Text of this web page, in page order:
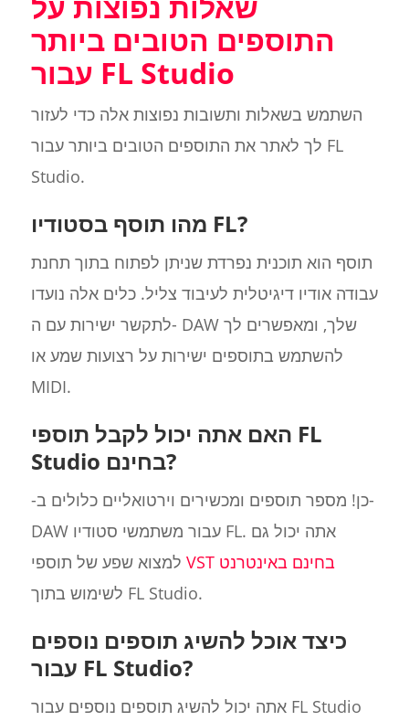
התוספים הטובים ביותר
עבור FL Studio
השתמש בשאלות ותשובות נפוצות אלה כדי לעזור
לך לאתר את התוספים הטובים ביותר עבור FL
Studio.
מהו תוסף בסטודיו FL?
תוסף הוא תוכנית נפרדת שניתן לפתוח בתוך תחנת
עבודה אודיו דיגיטלית לעיבוד צליל. כלים אלה נועדו
לתקשר ישירות עם ה- DAW שלך, ומאפשרים לך
להשתמש בתוספים ישירות על רצועות שמע או
MIDI.
האם אתה יכול לקבל תוספי FL
Studio בחינם?
-כן! מספר תוספים ומכשירים וירטואליים כלולים ב-
DAW עבור משתמשי סטודיו FL. אתה יכול גם
VST בחינם באינטרנט
לשימוש בתוך FL Studio.
כיצד אוכל להשיג תוספים נוספים
עבור FL Studio?
אתה יכול להשיג תוספים נוספים עבור FL Studio